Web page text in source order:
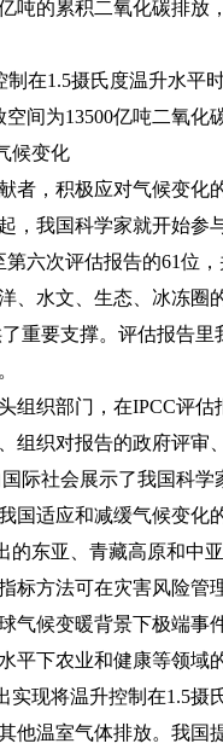
吨的累积二氧化碳排放
在1.5摄氏度温升水平
间为13500亿吨二氧化碳
候变化
者，积极应对气候变化
，我国科学家就开始
六次评估报告的61位
、水文、生态、冰冻圈
重要支撑。评估报告
组织部门，在IPCC评
组织对报告的政府评审
际社会展示了我国科学
国适应和减缓气候变化
的东亚、青藏高原和中
标方法可在灾害风险管
气候变暖背景下极端事
平下农业和健康等领域
实现将温升控制在1.5摄
他温室气体排放。我国